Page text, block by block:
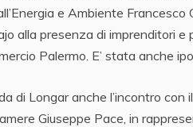
e Ambiente
alla presenza di imprenditori
Palermo. E’ stata anche
di Longar anche l’incontro
Giuseppe Pace, in